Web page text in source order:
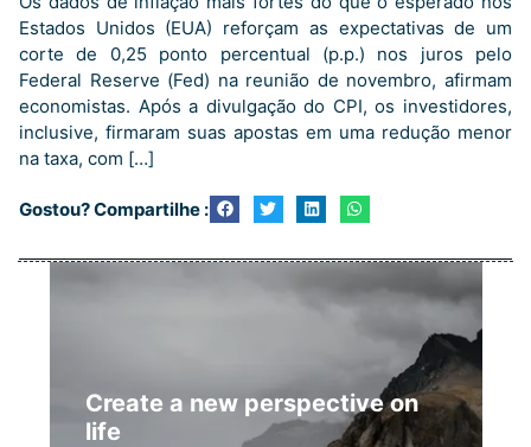
Estados Unidos (EUA) reforçam as expectativas de um
corte de 0,25 ponto percentual (p.p.) nos juros pelo
Federal Reserve (Fed) na reunião de novembro, afirmam
economistas. Após a divulgação do CPI, os investidores,
inclusive, firmaram suas apostas em uma redução menor
na taxa, com […]
Gostou? Compartilhe :
Create a new perspective on
life